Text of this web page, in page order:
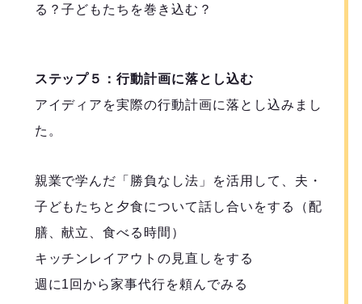
る？子どもたちを巻き込む？
ステップ５：行動計画に落とし込む
アイディアを実際の行動計画に落とし込みまし
た。
親業で学んだ「勝負なし法」を活用して、夫・
子どもたちと夕食について話し合いをする（配
膳、献立、食べる時間）
キッチンレイアウトの見直しをする
週に1回から家事代行を頼んでみる